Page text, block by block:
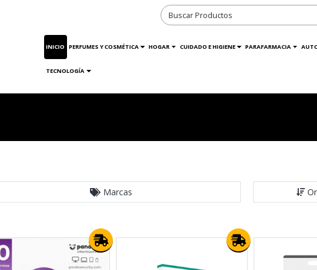
INICIO PERFUMES Y COSMÉTICA HOGAR CUIDADO E HIGIENE PARAFARMACIA
TECNOLOGÍA
Marcas